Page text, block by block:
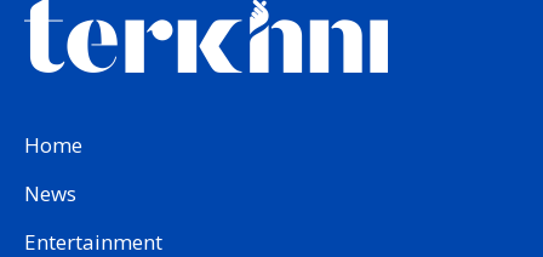
Home
News
Entertainment